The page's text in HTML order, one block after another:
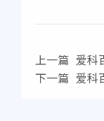
上一篇 爱科
FDA批准开
下一篇 爱科